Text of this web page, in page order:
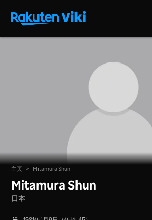
主页 > Mitamura Shun
Mitamura Shun
日本